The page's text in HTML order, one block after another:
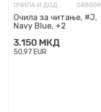
ОЧИЛА И ДОДАТОЦИ 048509
Очила за читање, #J,
Navy Blue, +2
3.150 МКД
50,97 EUR